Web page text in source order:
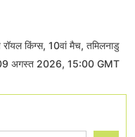
रॉयल किंग्स, 10वां मैच, तमिलनाडु
09 अगस्त 2026, 15:00 GMT